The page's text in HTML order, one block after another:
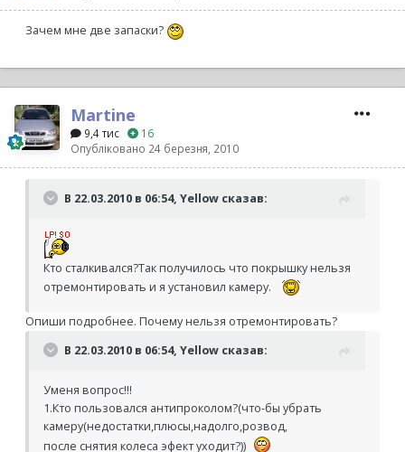
Зачем мне две запаски?
Martine
9,4 тис
16
Опубліковано 24 березня, 2010
В 22.03.2010 в 06:54, Yellow сказав:
Кто сталкивался?Так получилось что покрышку нельзя
отремонтировать и я установил камеру.
Опиши подробнее. Почему нельзя отремонтировать?
В 22.03.2010 в 06:54, Yellow сказав:
Уменя вопрос!!!
1.Кто пользовался антипроколом?(что-бы убрать
камеру(недостатки,плюсы,надолго,розвод,
после снятия колеса эфект уходит?))